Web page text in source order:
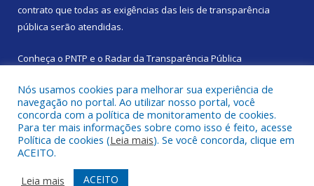
contrato que todas as exigências das leis de transparência
pública serão atendidas.
Conheça o PNTP e o Radar da Transparência Pública
Todos os direitos reservados a Prefeitura Municipal de Santa
Izabel do Pará.
Mapa do Site
Acessar Área Administrativa
Nós usamos cookies para melhorar sua experiência de
navegação no portal. Ao utilizar nosso portal, você
concorda com a política de monitoramento de cookies.
Para ter mais informações sobre como isso é feito, acesse
Política de cookies (Leia mais). Se você concorda, clique em
ACEITO.
Leia mais
ACEITO